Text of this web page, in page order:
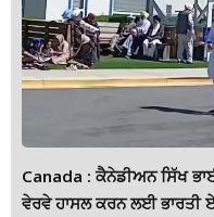
Canada : ਕੈਨੇਡੀਅਨ ਸਿੱਖ
ਵੇਰਵੇ ਹਾਸਲ ਕਰਨ ਲਈ ਭਾਰਤੀ